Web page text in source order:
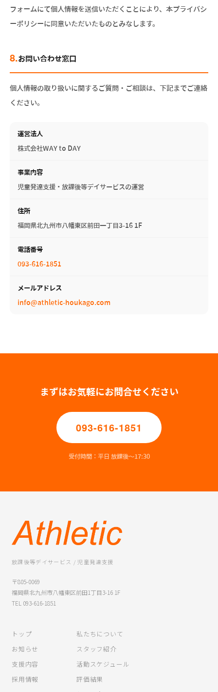
フォームにて個人情報を送信いただくことにより、本プライバシ
ーポリシーに同意いただいたものとみなします。
8.お問い合わせ窓口
個人情報の取り扱いに関するご質問・ご相談は、下記までご連絡
ください。
運営法人
株式会社WAY to DAY
事業内容
児童発達支援・放課後等デイサービスの運営
住所
福岡県北九州市八幡東区前田一丁目3-16 1F
電話番号
093-616-1851
メールアドレス
info@athletic-houkago.com
まずはお気軽にお問合せください
093-616-1851
受付時間：平日 放課後〜17:30
放課後等デイサービス / 児童発達支援
〒805-0069
福岡県北九州市八幡東区前田1丁目3-16 1F
TEL 093-616-1851
トップ
私たちについて
お知らせ
スタッフ紹介
支援内容
活動スケジュール
採用情報
評価結果